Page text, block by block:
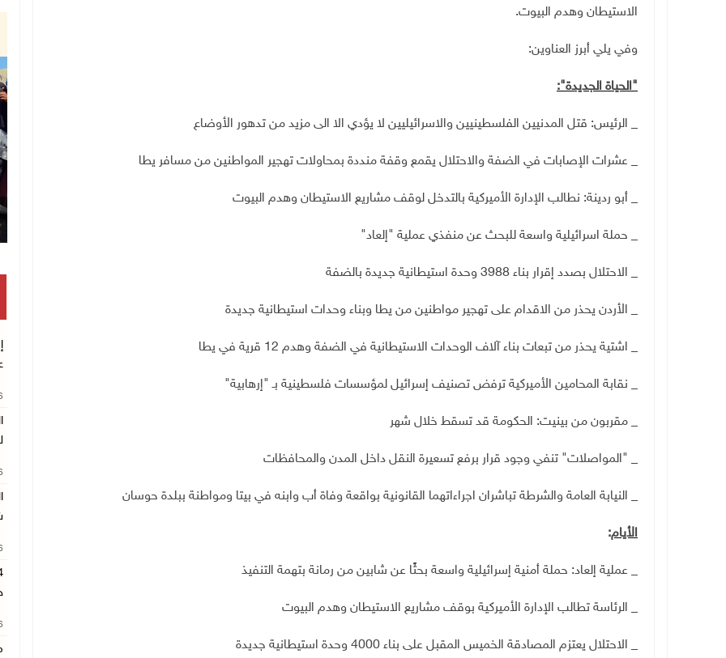
الاستيطان وهدم البيوت.
وفي يلي أبرز العناوين:
"الحياة الجديدة"
:
_ الرئيس: قتل المدنيين الفلسطينيين والاسرائيليين لا يؤدي الا الى مزيد من تدهور الأوضاع
_ عشرات الإصابات في الضفة والاحتلال يقمع وقفة منددة بمحاولات تهجير المواطنين من مسافر يطا
_ أبو ردينة: نطالب الإدارة الأميركية بالتدخل لوقف مشاريع الاستيطان وهدم البيوت
_ حملة اسرائيلية واسعة للبحث عن منفذي عملية "إلعاد"
_ الاحتلال بصدد إقرار بناء 3988 وحدة استيطانية جديدة بالضفة
_ الأردن يحذر من الاقدام على تهجير مواطنين من يطا وبناء وحدات استيطانية جديدة
_ اشتية يحذر من تبعات بناء آلاف الوحدات الاستيطانية في الضفة وهدم 12 قرية في يطا
_ نقابة المحامين الأميركية ترفض تصنيف إسرائيل لمؤسسات فلسطينية بـ "إرهابية"
_ مقربون من بينيت: الحكومة قد تسقط خلال شهر
_ "المواصلات" تنفي وجود قرار برفع تسعيرة النقل داخل المدن والمحافظات
_ النيابة العامة والشرطة تباشران اجراءاتهما القانونية بواقعة وفاة أب وابنه في بيتا ومواطنة ببلدة حوسان
الأيام:
_ عملية إلعاد: حملة أمنية إسرائيلية واسعة بحثًا عن شابين من رمانة بتهمة التنفيذ
_ الرئاسة تطالب الإدارة الأميركية بوقف مشاريع الاستيطان وهدم البيوت
_ الاحتلال يعتزم المصادقة الخميس المقبل على بناء 4000 وحدة استيطانية جديدة
تكريم متفوقين بالثانوية